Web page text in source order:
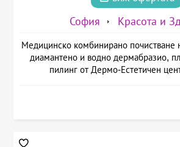
София Красота и
Медицинско комбинирано почистване
диамантено и водно дермабразио,
пилинг от Дермо-Естетичен